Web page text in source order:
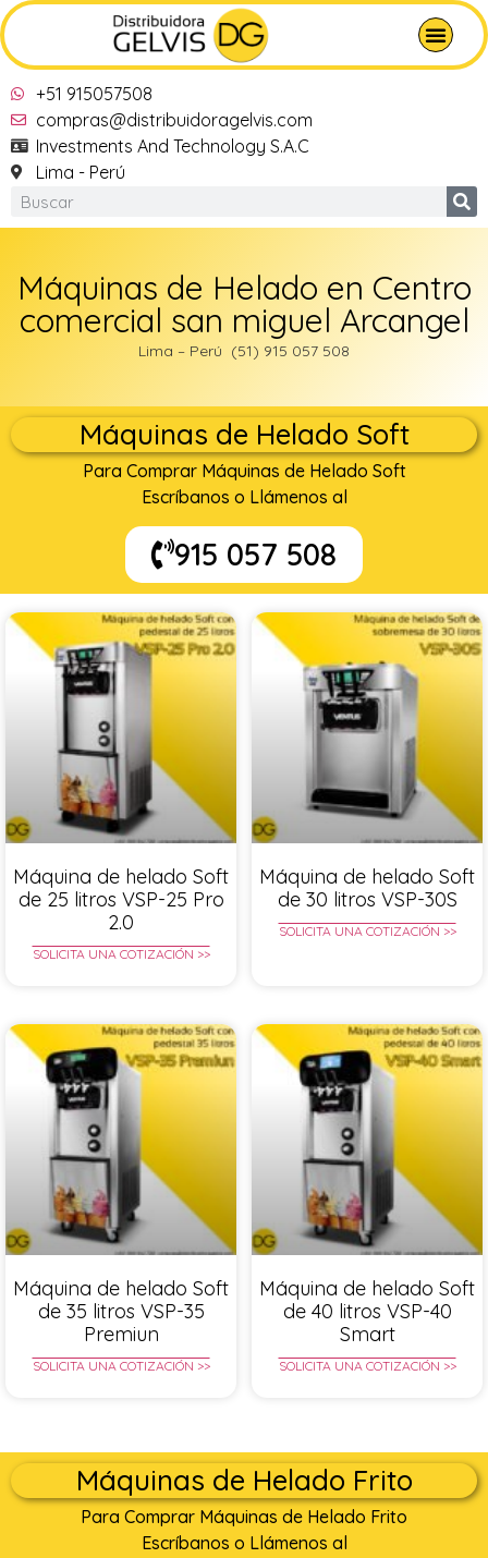
+51 915057508
compras@distribuidoragelvis.com
Investments And Technology S.A.C
Lima - Perú
Máquinas de Helado en Centro
comercial san miguel Arcangel
Lima – Perú (51) 915 057 508
Máquinas de Helado Soft
Para Comprar Máquinas de Helado Soft
Escríbanos o Llámenos al
915 057 508
Máquina de helado Soft
de 25 litros VSP-25 Pro
2.0
SOLICITA UNA COTIZACIÓN >>
Máquina de helado Soft
de 30 litros VSP-30S
SOLICITA UNA COTIZACIÓN >>
Máquina de helado Soft
de 35 litros VSP-35
Premiun
SOLICITA UNA COTIZACIÓN >>
Máquina de helado Soft
de 40 litros VSP-40
Smart
SOLICITA UNA COTIZACIÓN >>
Máquinas de Helado Frito
Para Comprar Máquinas de Helado Frito
Escríbanos o Llámenos al